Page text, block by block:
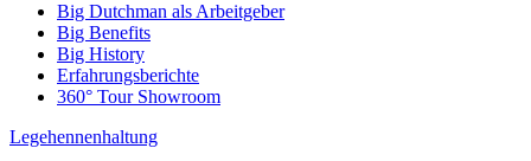
Big Dutchman als Arbeitgeber
Big Benefits
Big History
Erfahrungsberichte
360° Tour Showroom
Legehennenhaltung